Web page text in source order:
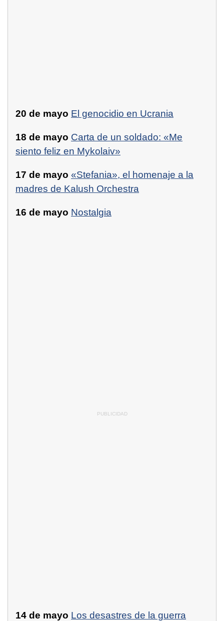
20 de mayo El genocidio en Ucrania
18 de mayo Carta de un soldado: «Me
siento feliz en Mykolaiv»
17 de mayo «Stefania», el homenaje a la
madres de Kalush Orchestra
16 de mayo Nostalgia
14 de mayo Los desastres de la guerra